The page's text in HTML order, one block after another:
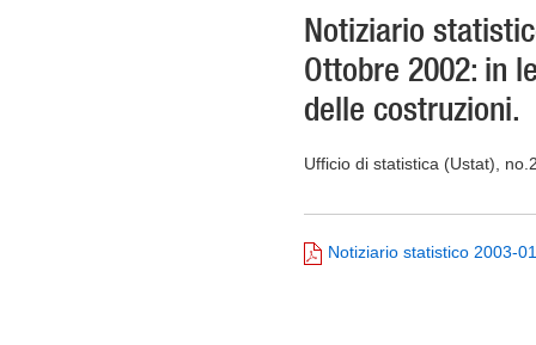
Notiziario
Ottobre 2002: in
delle costruzioni.
Ufficio di statistica (Ustat),
Notiziario statistico 2003-01